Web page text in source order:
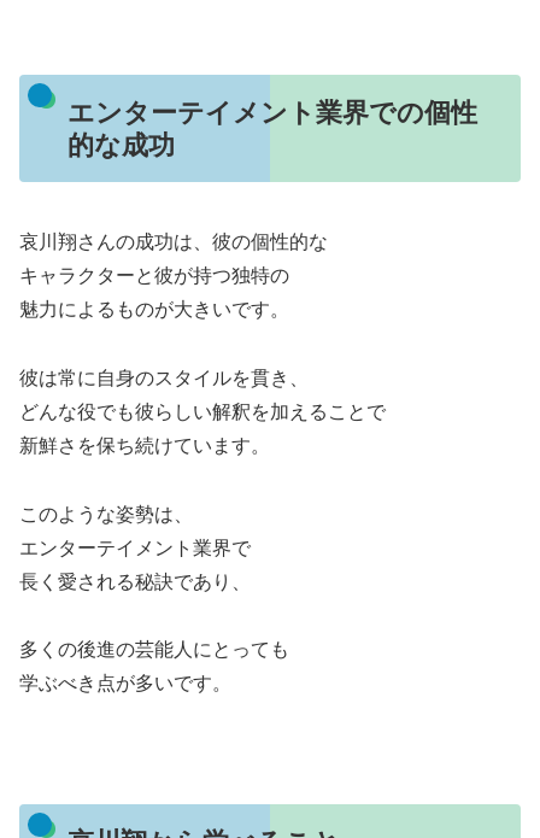
エンターテイメント業界での個性
的な成功
哀川翔さんの成功は、彼の個性的な
キャラクターと彼が持つ独特の
魅力によるものが大きいです。
彼は常に自身のスタイルを貫き、
どんな役でも彼らしい解釈を加えることで
新鮮さを保ち続けています。
このような姿勢は、
エンターテイメント業界で
長く愛される秘訣であり、
多くの後進の芸能人にとっても
学ぶべき点が多いです。